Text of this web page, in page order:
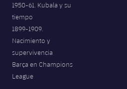
eFootball
1950-61. Kubala y su
tiempo
1899-1909.
Nacimiento y
supervivencia
Barça en Champions
League